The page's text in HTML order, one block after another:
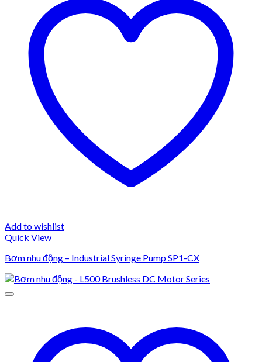
Add to wishlist
Quick View
Bơm nhu động – Industrial Syringe Pump SP1-CX